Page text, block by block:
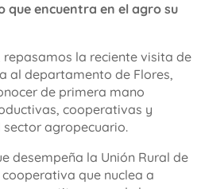
que encuentra en el agro su
repasamos la reciente visita de
al departamento de Flores,
de primera mano
cooperativas y
agropecuario.
desempeña la Unión Rural de
que nuclea a